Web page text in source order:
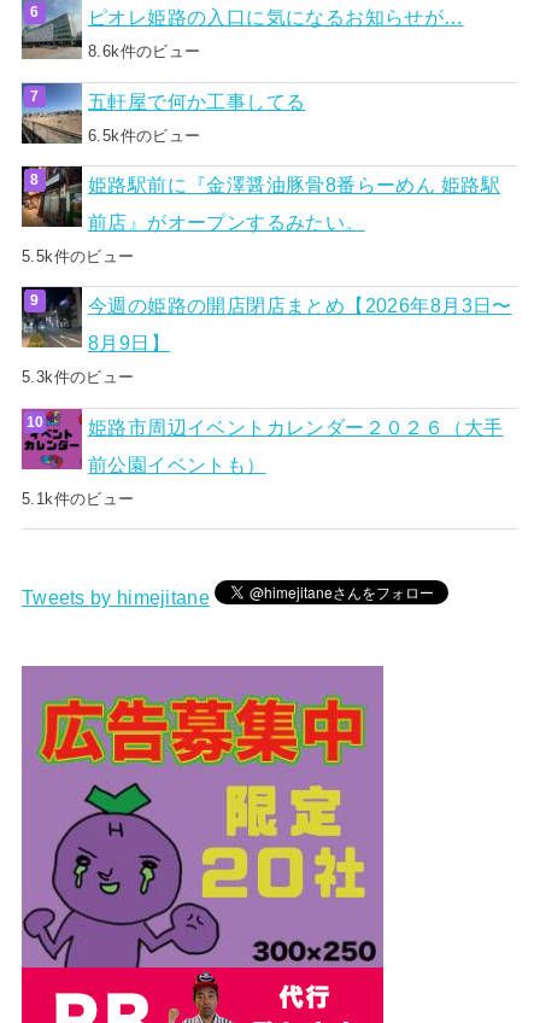
ピオレ姫路の入口に気になるお知らせが…
8.6k件のビュー
五軒屋で何か工事してる
6.5k件のビュー
姫路駅前に『金澤醤油豚骨8番らーめん 姫路駅
前店』がオープンするみたい。
5.5k件のビュー
今週の姫路の開店閉店まとめ【2026年8月3日〜
8月9日】
5.3k件のビュー
姫路市周辺イベントカレンダー２０２６（大手
前公園イベントも）
5.1k件のビュー
Tweets by himejitane